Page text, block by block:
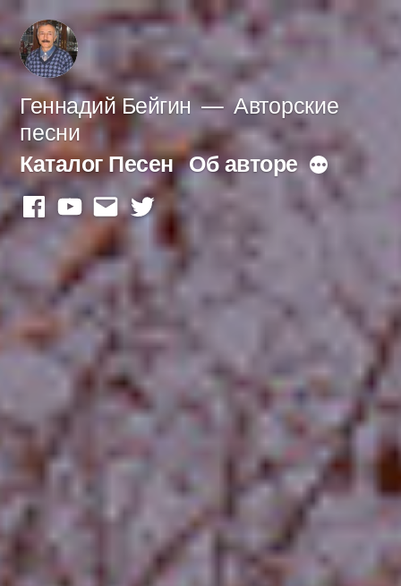
Перейти
к
содержимому
Геннадий Бейгин
Авторские
песни
Каталог Песен Об авторе Больше
facebook
youtube
mailtwitter